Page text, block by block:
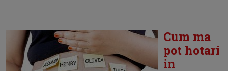
Cum ma
pot hotari
in